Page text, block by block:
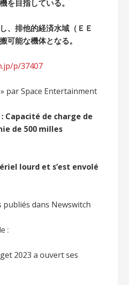
を目指している。
、排他的経済水域（ＥＥ
可能な機体となる。
p/37407
par Space Entertainment
Capacité de charge de
de 500 milles
lourd et s’est envolé
publiés dans Newswitch
:
2023 a ouvert ses